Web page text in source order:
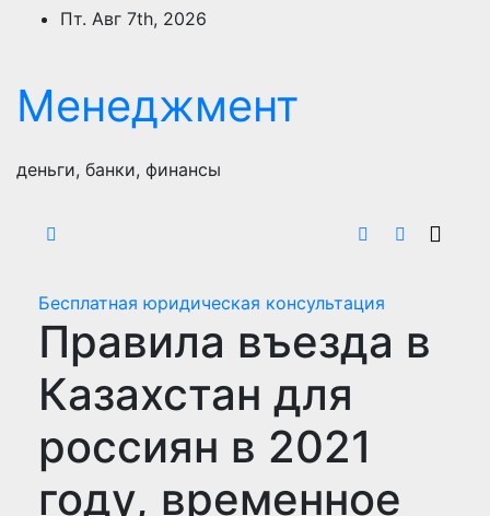
ПерейтиПт. Авг 7th, 2026
Менеджмент
деньги, банки, финансы
Бесплатная юридическая консультация
Правила въезда в
Казахстан для
россиян в 2021
году, временное